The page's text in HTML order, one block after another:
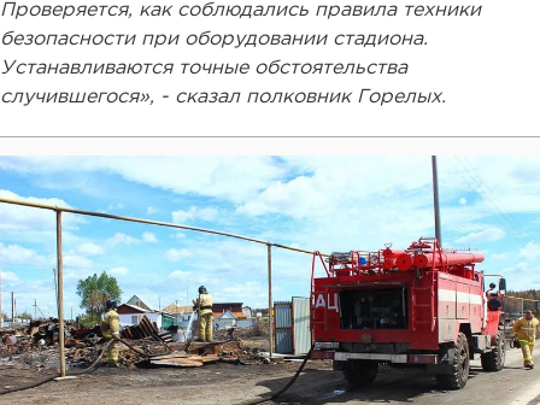
Проверяется, как соблюдались правила техники
безопасности при оборудовании стадиона.
Устанавливаются точные обстоятельства
случившегося», - сказал полковник Горелых.